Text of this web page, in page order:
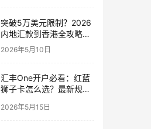
突破5万美元限制？2026
内地汇款到香港全攻略：
4种合法路径、手续费对
比与避坑指南
2026年5月10日
汇丰One开户必看：红蓝
狮子卡怎么选？最新规则
2026年5月15日